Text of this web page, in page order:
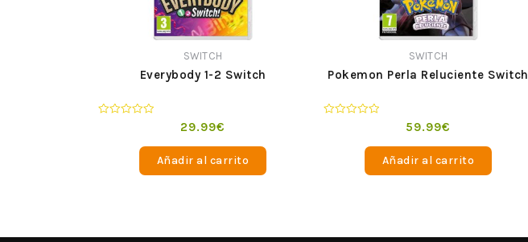
SWITCH
Everybody 1-2 Switch
29.99€
Añadir al carrito
SWITCH
Pokemon Perla Reluciente Switch
59.99€
Añadir al carrito